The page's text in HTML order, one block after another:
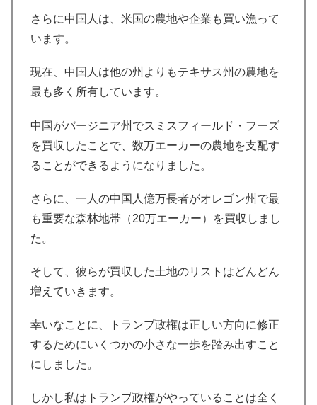
さらに中国人は、米国の農地や企業も買い漁って
います。
現在、中国人は他の州よりもテキサス州の農地を
最も多く所有しています。
中国がバージニア州でスミスフィールド・フーズ
を買収したことで、数万エーカーの農地を支配す
ることができるようになりました。
さらに、一人の中国人億万長者がオレゴン州で最
も重要な森林地帯（20万エーカー）を買収しまし
た。
そして、彼らが買収した土地のリストはどんどん
増えていきます。
幸いなことに、トランプ政権は正しい方向に修正
するためにいくつかの小さな一歩を踏み出すこと
にしました。
しかし私はトランプ政権がやっていることは全く